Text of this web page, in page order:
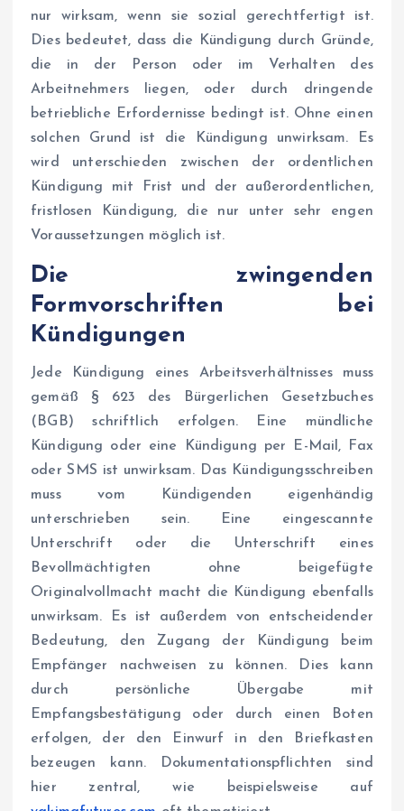
nur wirksam, wenn sie sozial gerechtfertigt ist.
Dies bedeutet, dass die Kündigung durch Gründe,
die in der Person oder im Verhalten des
Arbeitnehmers liegen, oder durch dringende
betriebliche Erfordernisse bedingt ist. Ohne einen
solchen Grund ist die Kündigung unwirksam. Es
wird unterschieden zwischen der ordentlichen
Kündigung mit Frist und der außerordentlichen,
fristlosen Kündigung, die nur unter sehr engen
Voraussetzungen möglich ist.
Die zwingenden
Formvorschriften bei
Kündigungen
Jede Kündigung eines Arbeitsverhältnisses muss
gemäß § 623 des Bürgerlichen Gesetzbuches
(BGB) schriftlich erfolgen. Eine mündliche
Kündigung oder eine Kündigung per E-Mail, Fax
oder SMS ist unwirksam. Das Kündigungsschreiben
muss vom Kündigenden eigenhändig
unterschrieben sein. Eine eingescannte
Unterschrift oder die Unterschrift eines
Bevollmächtigten ohne beigefügte
Originalvollmacht macht die Kündigung ebenfalls
unwirksam. Es ist außerdem von entscheidender
Bedeutung, den Zugang der Kündigung beim
Empfänger nachweisen zu können. Dies kann
durch persönliche Übergabe mit
Empfangsbestätigung oder durch einen Boten
erfolgen, der den Einwurf in den Briefkasten
bezeugen kann. Dokumentationspflichten sind
hier zentral, wie beispielsweise auf